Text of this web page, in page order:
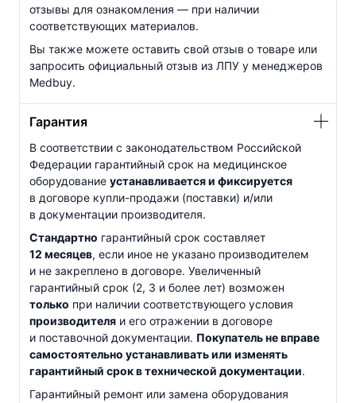
отзывы для ознакомления — при наличии
соответствующих материалов.
Вы также можете оставить свой отзыв о товаре или
запросить официальный отзыв из ЛПУ у менеджеров
Medbuy.
Гарантия
В соответствии с законодательством Российской
Федерации гарантийный срок на медицинское
оборудование устанавливается и фиксируется
в договоре купли-продажи (поставки) и/или
в документации производителя.
Стандартно гарантийный срок составляет
12 месяцев, если иное не указано производителем
и не закреплено в договоре. Увеличенный
гарантийный срок (2, 3 и более лет) возможен
только при наличии соответствующего условия
производителя и его отражении в договоре
и поставочной документации. Покупатель не вправе
самостоятельно устанавливать или изменять
гарантийный срок в технической документации.
Гарантийный ремонт или замена оборудования